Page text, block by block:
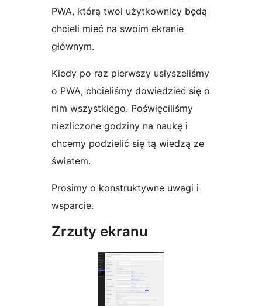
PWA, którą twoi użytkownicy będą
chcieli mieć na swoim ekranie
głównym.
Kiedy po raz pierwszy usłyszeliśmy
o PWA, chcieliśmy dowiedzieć się o
nim wszystkiego. Poświęciliśmy
niezliczone godziny na naukę i
chcemy podzielić się tą wiedzą ze
światem.
Prosimy o konstruktywne uwagi i
wsparcie.
Zrzuty ekranu